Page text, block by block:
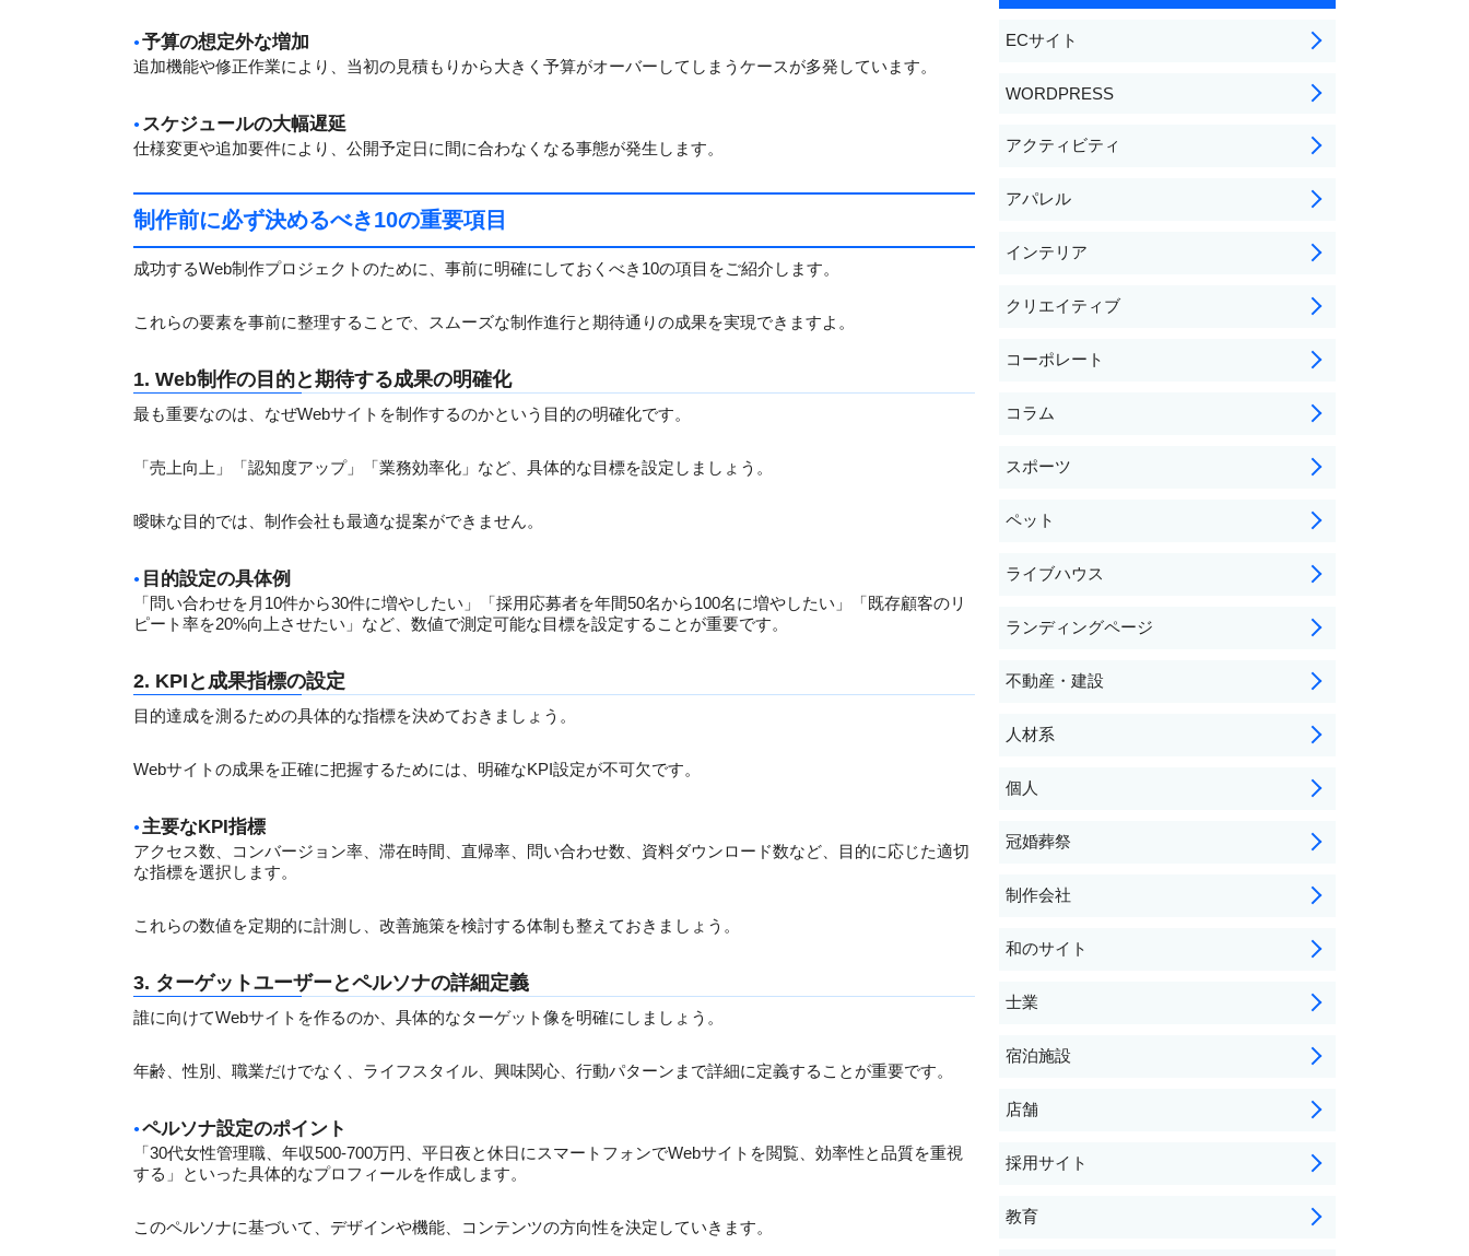
予算の想定外な増加
追加機能や修正作業により、当初の見積もりから大きく予算がオーバーしてしまうケースが多発しています。
スケジュールの大幅遅延
仕様変更や追加要件により、公開予定日に間に合わなくなる事態が発生します。
制作前に必ず決めるべき10の重要項目
成功するWeb制作プロジェクトのために、事前に明確にしておくべき10の項目をご紹介します。
これらの要素を事前に整理することで、スムーズな制作進行と期待通りの成果を実現できますよ。
1. Web制作の目的と期待する成果の明確化
最も重要なのは、なぜWebサイトを制作するのかという目的の明確化です。
「売上向上」「認知度アップ」「業務効率化」など、具体的な目標を設定しましょう。
曖昧な目的では、制作会社も最適な提案ができません。
目的設定の具体例
「問い合わせを月10件から30件に増やしたい」「採用応募者を年間50名から100名に増やしたい」「既存顧客のリ
ピート率を20%向上させたい」など、数値で測定可能な目標を設定することが重要です。
2. KPIと成果指標の設定
目的達成を測るための具体的な指標を決めておきましょう。
Webサイトの成果を正確に把握するためには、明確なKPI設定が不可欠です。
主要なKPI指標
アクセス数、コンバージョン率、滞在時間、直帰率、問い合わせ数、資料ダウンロード数など、目的に応じた適切
な指標を選択します。
これらの数値を定期的に計測し、改善施策を検討する体制も整えておきましょう。
3. ターゲットユーザーとペルソナの詳細定義
誰に向けてWebサイトを作るのか、具体的なターゲット像を明確にしましょう。
年齢、性別、職業だけでなく、ライフスタイル、興味関心、行動パターンまで詳細に定義することが重要です。
ペルソナ設定のポイント
「30代女性管理職、年収500-700万円、平日夜と休日にスマートフォンでWebサイトを閲覧、効率性と品質を重視
する」といった具体的なプロフィールを作成します。
このペルソナに基づいて、デザインや機能、コンテンツの方向性を決定していきます。
ECサイト
WORDPRESS
アクティビティ
アパレル
インテリア
クリエイティブ
コーポレート
コラム
スポーツ
ペット
ライブハウス
ランディングページ
不動産・建設
人材系
個人
冠婚葬祭
制作会社
和のサイト
士業
宿泊施設
店舗
採用サイト
教育